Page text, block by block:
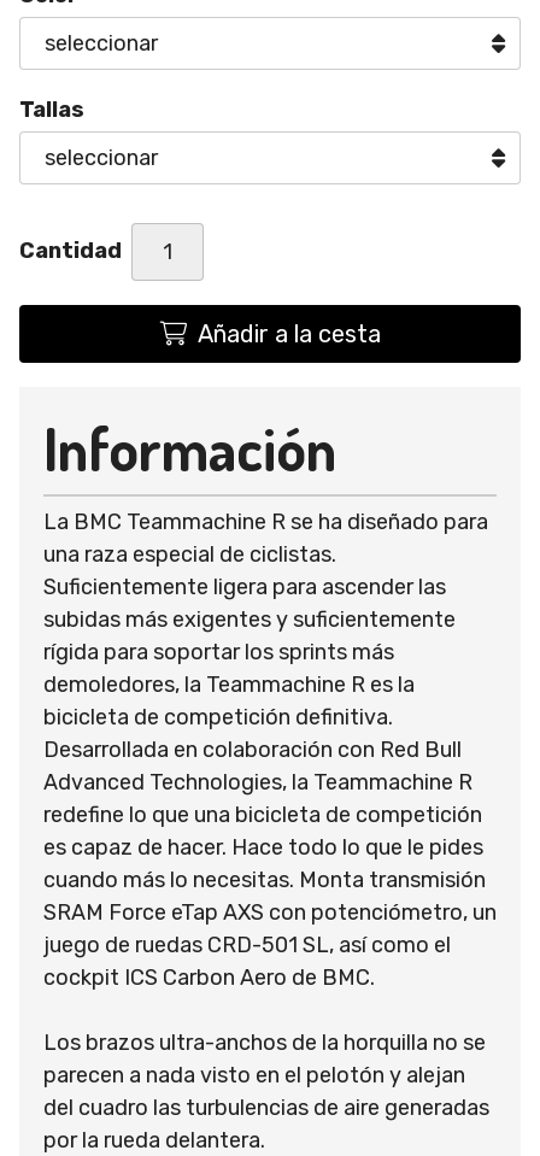
Tallas
Cantidad
Añadir a la cesta
Información
La BMC Teammachine R se ha diseñado para
una raza especial de ciclistas.
Suficientemente ligera para ascender las
subidas más exigentes y suficientemente
rígida para soportar los sprints más
demoledores, la Teammachine R es la
bicicleta de competición definitiva.
Desarrollada en colaboración con Red Bull
Advanced Technologies, la Teammachine R
redefine lo que una bicicleta de competición
es capaz de hacer. Hace todo lo que le pides
cuando más lo necesitas. Monta transmisión
SRAM Force eTap AXS con potenciómetro, un
juego de ruedas CRD-501 SL, así como el
cockpit ICS Carbon Aero de BMC.
Los brazos ultra-anchos de la horquilla no se
parecen a nada visto en el pelotón y alejan
del cuadro las turbulencias de aire generadas
por la rueda delantera.